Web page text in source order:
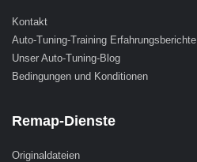
Kontakt
Auto-Tuning-Training Erfahrungsberichte
Unser Auto-Tuning-Blog
Bedingungen und Konditionen
Remap-Dienste
Originaldateien